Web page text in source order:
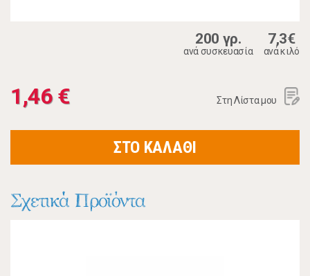
200 γρ.
ανά συσκευασία
7,3€
ανά κιλό
1,46 € Στη Λίστα μου
ΣΤΟ ΚΑΛΑΘΙ
Σχετικά Προϊόντα